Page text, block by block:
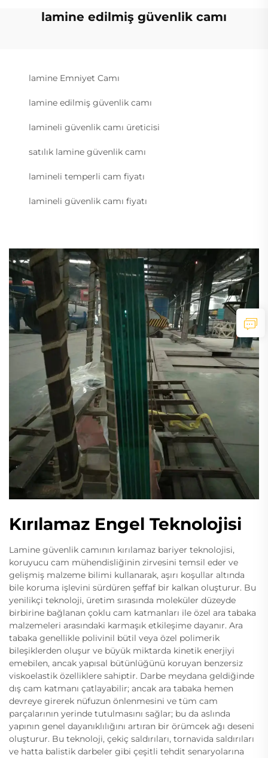
lamine edilmiş güvenlik camı
lamine Emniyet Camı
lamine edilmiş güvenlik camı
lamineli güvenlik camı üreticisi
satılık lamine güvenlik camı
lamineli temperli cam fiyatı
lamineli güvenlik camı fiyatı
Kırılamaz Engel Teknolojisi
Lamine güvenlik camının kırılamaz bariyer teknolojisi,
koruyucu cam mühendisliğinin zirvesini temsil eder ve
gelişmiş malzeme bilimi kullanarak, aşırı koşullar altında
bile koruma işlevini sürdüren şeffaf bir kalkan oluşturur. Bu
yenilikçi teknoloji, üretim sırasında moleküler düzeyde
birbirine bağlanan çoklu cam katmanları ile özel ara tabaka
malzemeleri arasındaki karmaşık etkileşime dayanır. Ara
tabaka genellikle polivinil bütil veya özel polimerik
bileşiklerden oluşur ve büyük miktarda kinetik enerjiyi
emebilen, ancak yapısal bütünlüğünü koruyan benzersiz
viskoelastik özelliklere sahiptir. Darbe meydana geldiğinde
dış cam katmanı çatlayabilir; ancak ara tabaka hemen
devreye girerek nüfuzun önlenmesini ve tüm cam
parçalarının yerinde tutulmasını sağlar; bu da aslında
yapının genel dayanıklılığını artıran bir örümcek ağı deseni
oluşturur. Bu teknoloji, çekiç saldırıları, tornavida saldırıları
ve hatta balistik darbeler gibi çeşitli tehdit senaryolarına